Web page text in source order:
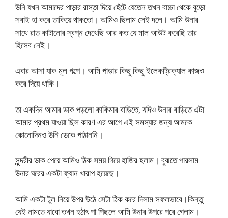
উনি যখন আমাদের পাড়ার রাস্তা দিয়ে হেঁটে যেতেন তখন বাচ্চা থেকে বুড়ো
সবাই হা করে তাকিয়ে থাকতো। আমিও ছিলাম সেই দলে। আমি উনার
সাথে রাত কাটানোর স্বপ্ন দেখেছি আর কত যে মাল আউট করেছি তার
হিসেব নেই।
এবার আসা যাক মূল গল্পে। আমি পাড়ার কিছু কিছু ইলেকট্রিক্যাল কাজও
করে দিয়ে থাকি।
তা একদিন আমার ডাক পড়লো কাকিমার বাড়িতে, যদিও উনার বাড়িতে এটা
আমার প্রথম যাওয়া ছিল কারণ এর আগে এই সমস্যার জন্য আমকে
কোনোদিনও উনি ডেকে পাঠাননি।
সুন্দরীর ডাক পেয়ে আমিও ঠিক সময় গিয়ে হাজির হলাম। বুঝতে পারলাম
উনার ঘরের একটা ফ্যান খারাপ হয়েছে।
আমি একটা টুল নিয়ে উপর উঠে সেটা ঠিক করে দিলাম সফলভাবে।কিন্তু
যেই নামতে যাবো তখন হঠাৎ পা পিছলে আমি উনার উপরে পরে গেলাম।